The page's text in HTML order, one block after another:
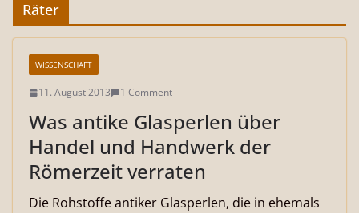
Räter
WISSENSCHAFT
11. August 2013 1 Comment
Was antike Glasperlen über
Handel und Handwerk der
Römerzeit verraten
Die Rohstoffe antiker Glasperlen, die in ehemals